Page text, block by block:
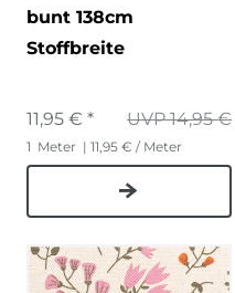
bunt 138cm
Stoffbreite
UVP 14,95 €
11,95 € *
1 Meter | 11,95 € / Meter